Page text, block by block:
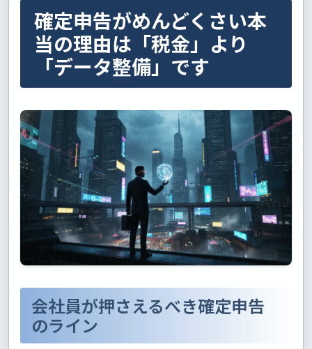
確定申告がめんどくさい本
当の理由は「税金」より
「データ整備」です
会社員が押さえるべき確定申告
のライン